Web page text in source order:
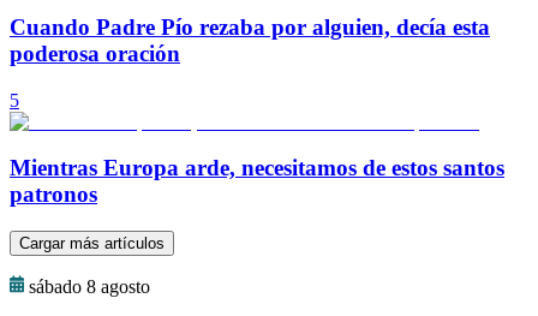
Cuando Padre Pío rezaba por alguien, decía esta
poderosa oración
5
Mientras Europa arde, necesitamos de estos santos
patronos
Cargar más artículos
sábado 8 agosto